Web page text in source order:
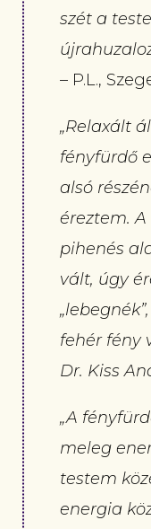
szét a
– P.L.,
„Relaxált
fényfürdő
alsó
éreztem.
pihenés
vált, úgy
fehér fény
Dr. Kiss
„A
meleg
testem
energia